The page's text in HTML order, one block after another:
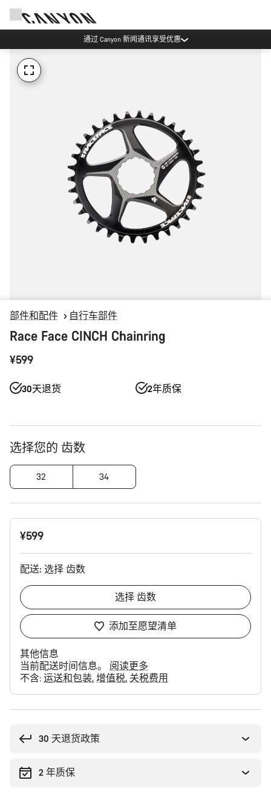
通过 Canyon 新闻通讯享受优惠
部件和配件 自行车部件
Race Face CINCH Chainring
¥599
30天退货 2年质保
产
配
置
选择您的 齿数
32 34
¥599
配送: 选择 齿数
选择 齿数
添加至愿望清单
其他信息
当前配送时间信息。 阅读更多
不含: 运送和包装 增值税 关税费用
30 天退货政策
2 年质保